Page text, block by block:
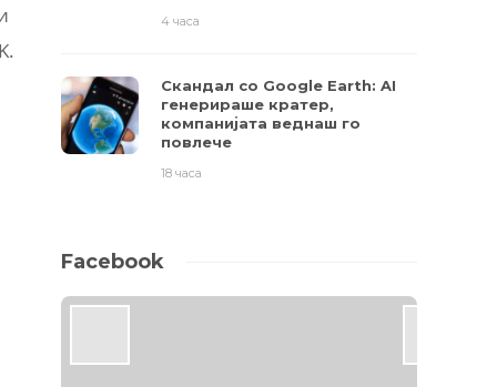
4 часа
Скандал со Google Earth: AI
генерираше кратер,
компанијата веднаш го
повлече
18 часа
Facebook